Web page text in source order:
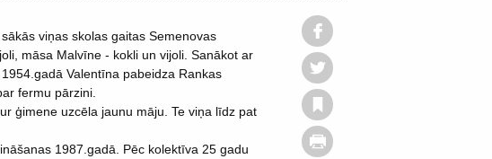
viņas skolas gaitas Semenovas
māsa Malvīne - kokli un vijoli. Sanākot ar
Valentīna pabeidza Rankas
fermu pārzini.
ģimene uzcēla jaunu māju. Te viņa līdz pat
1987.gadā. Pēc kolektīva 25 gadu